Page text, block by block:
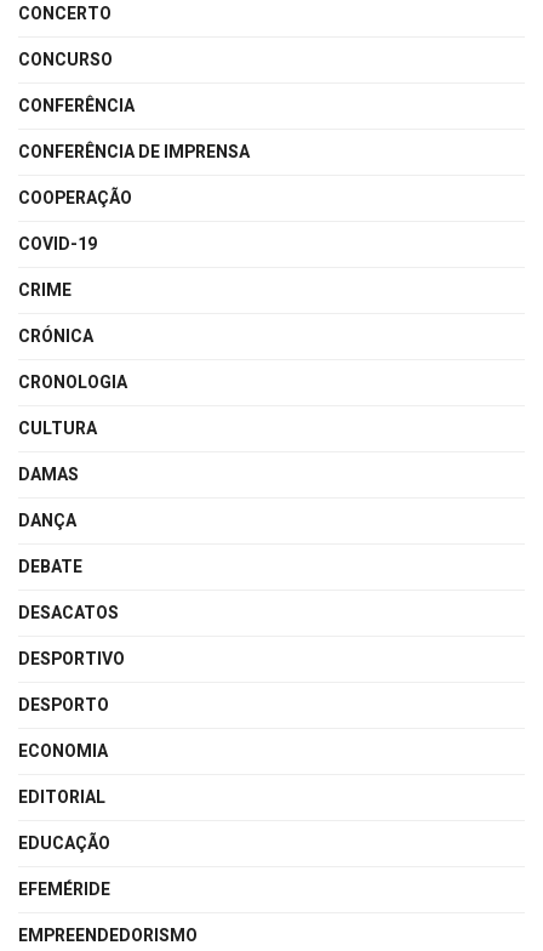
CONCERTO
CONCURSO
CONFERÊNCIA
CONFERÊNCIA DE IMPRENSA
COOPERAÇÃO
COVID-19
CRIME
CRÓNICA
CRONOLOGIA
CULTURA
DAMAS
DANÇA
DEBATE
DESACATOS
DESPORTIVO
DESPORTO
ECONOMIA
EDITORIAL
EDUCAÇÃO
EFEMÉRIDE
EMPREENDEDORISMO